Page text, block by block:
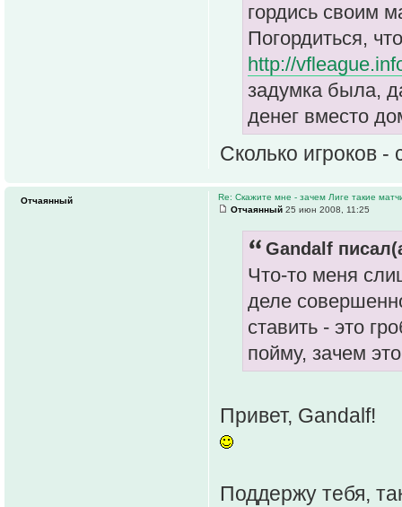
гордись своим
Погордиться,
http://
задумка была,
денег вместо
Сколько игроков
Re: Скажите мне - зачем Лиге такие
Отчаянный 25 июн 2008, 11:25
Gandalf
Что-то меня
деле
ставить - это
пойму, зачем
Привет, Gandalf!
Поддержу тебя,
Отчаянный